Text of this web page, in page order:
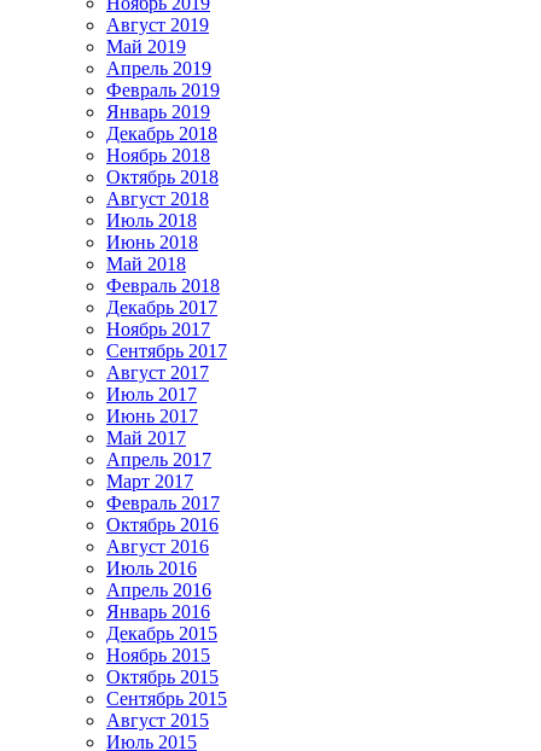
Август 2019
Май 2019
Апрель 2019
Февраль 2019
Январь 2019
Декабрь 2018
Ноябрь 2018
Октябрь 2018
Август 2018
Июль 2018
Июнь 2018
Май 2018
Февраль 2018
Декабрь 2017
Ноябрь 2017
Сентябрь 2017
Август 2017
Июль 2017
Июнь 2017
Май 2017
Апрель 2017
Март 2017
Февраль 2017
Октябрь 2016
Август 2016
Июль 2016
Апрель 2016
Январь 2016
Декабрь 2015
Ноябрь 2015
Октябрь 2015
Сентябрь 2015
Август 2015
Июль 2015